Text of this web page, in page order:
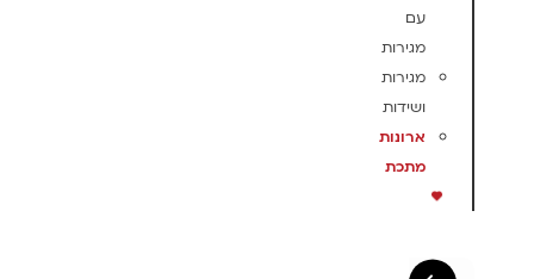
עם
מגירות
מגירות
ושידות
ארונות
מתכת